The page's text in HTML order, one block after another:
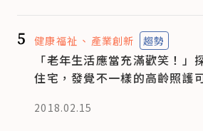
5 健康福祉 產業創新 趨勢
「老年生活應當充滿歡笑！」
住宅，發覺不一樣的高齡照護
2018.02.15